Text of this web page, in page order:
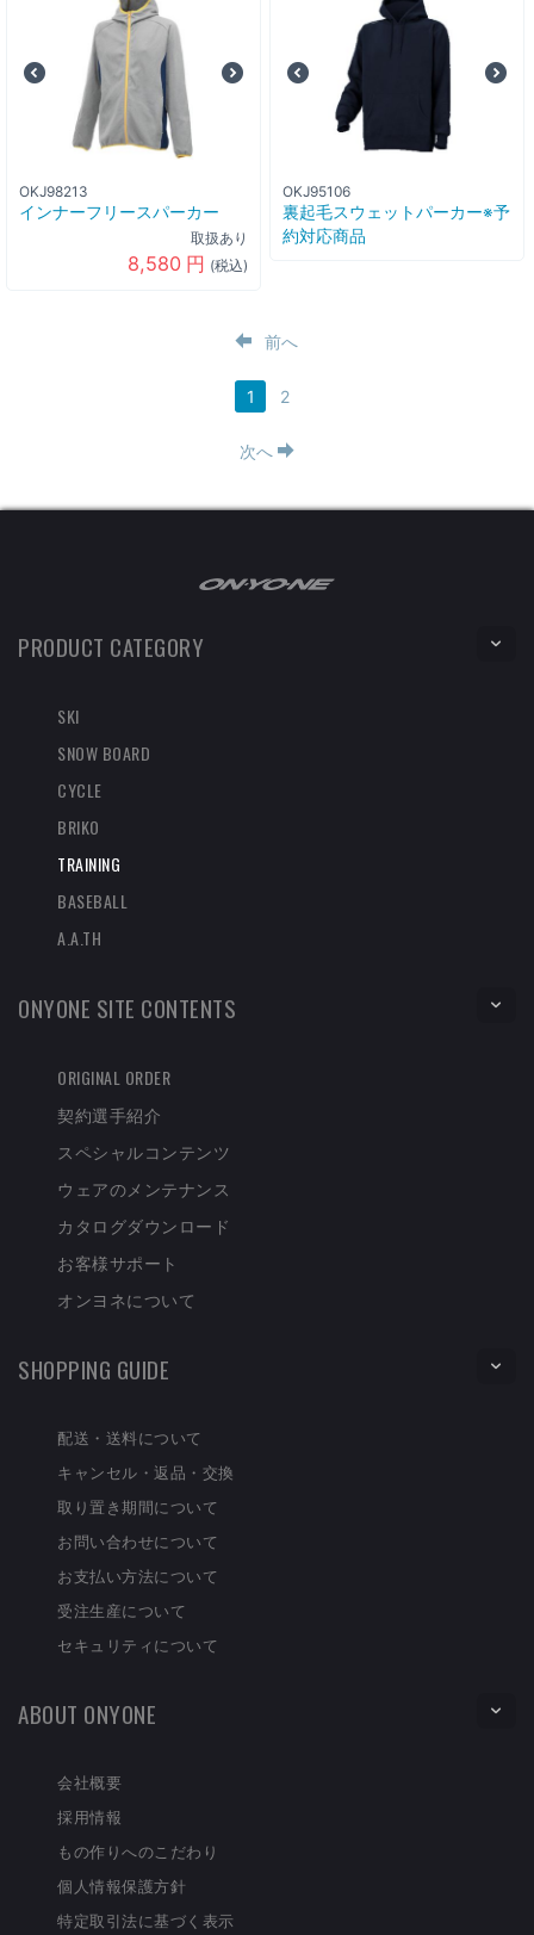
OKJ98213
インナーフリースパーカー
取扱あり
8,580 円 (税込)
OKJ95106
裏起毛スウェットパーカー※予
約対応商品
前へ
1 2
次へ
PRODUCT CATEGORY
SKI
SNOW BOARD
CYCLE
BRIKO
TRAINING
BASEBALL
A.A.TH
ONYONE SITE CONTENTS
ORIGINAL ORDER
契約選手紹介
スペシャルコンテンツ
ウェアのメンテナンス
カタログダウンロード
お客様サポート
オンヨネについて
SHOPPING GUIDE
配送・送料について
キャンセル・返品・交換
取り置き期間について
お問い合わせについて
お支払い方法について
受注生産について
セキュリティについて
ABOUT ONYONE
会社概要
採用情報
もの作りへのこだわり
個人情報保護方針
特定取引法に基づく表示